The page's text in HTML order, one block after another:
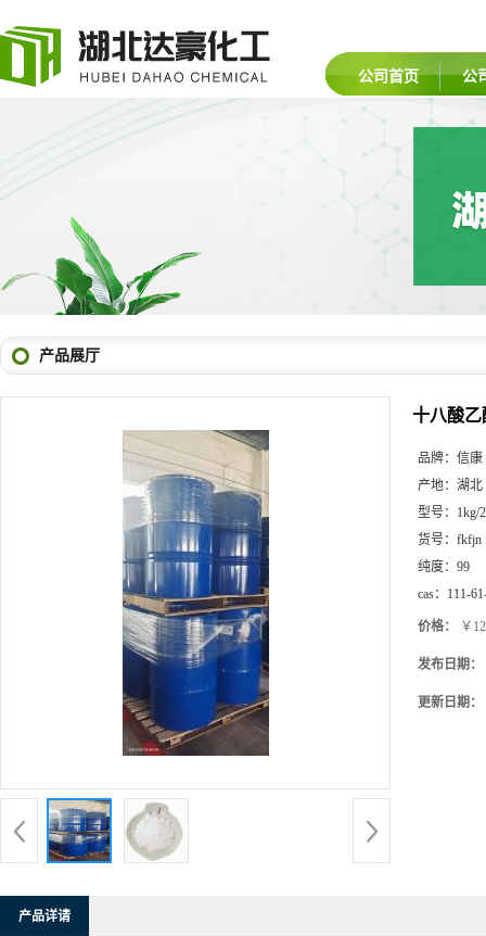
公司首页 公
产品展厅
十八酸乙
品牌： 信康
产地： 湖北
型号： 1kg/
货号： fkfjn
纯度： 99
cas： 111-
价格： ￥
发布日期：
更新日期：
产品详请